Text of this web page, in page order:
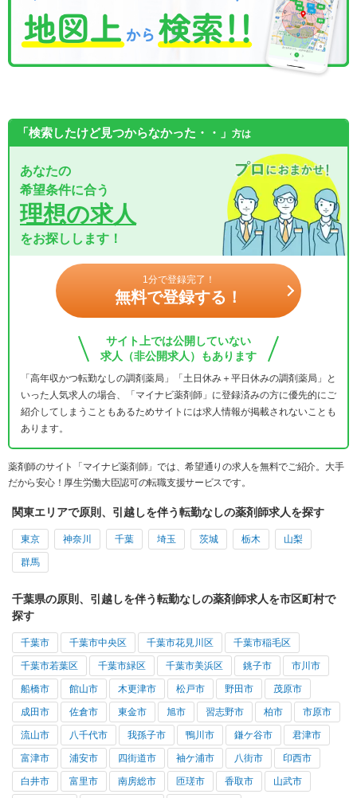
「検索したけど見つからなかった・・」 方は
あなたの
希望条件に合う
理想の求人
をお探しします！
1分で登録完了！
無料で登録する！
サイト上では公開していない
求人（非公開求人）もあります
「高年収かつ転勤なしの調剤薬局」「土日休み＋平日休みの調剤薬局」と
いった人気求人の場合、「マイナビ薬剤師」に登録済みの方に優先的にご
紹介してしまうこともあるためサイトには求人情報が掲載されないことも
あります。
薬剤師のサイト「マイナビ薬剤師」では、希望通りの求人を無料でご紹介。大手
だから安心！厚生労働大臣認可の転職支援サービスです。
関東エリアで原則、引越しを伴う転勤なしの薬剤師求人を探す
東京 神奈川 千葉 埼玉 茨城 栃木 山梨
群馬
千葉県の原則、引越しを伴う転勤なしの薬剤師求人を市区町村で
探す
千葉市 千葉市中央区 千葉市花見川区 千葉市稲毛区
千葉市若葉区 千葉市緑区 千葉市美浜区 銚子市 市川市
船橋市 館山市 木更津市 松戸市 野田市 茂原市
成田市 佐倉市 東金市 旭市 習志野市 柏市 市原市
流山市 八千代市 我孫子市 鴨川市 鎌ケ谷市 君津市
富津市 浦安市 四街道市 袖ケ浦市 八街市 印西市
白井市 富里市 南房総市 匝瑳市 香取市 山武市